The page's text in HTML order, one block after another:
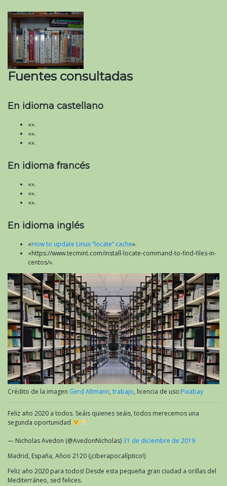
Fuentes consultadas
En idioma castellano
«».
«».
«».
En idioma francés
«».
«».
«».
En idioma inglés
«How to update Linux “locate” cache».
«https://www.tecmint.com/install-locate-command-to-find-files-in-
centos/».
Crédito de la imagen Gerd Altmann, trabajo, licencia de uso:Pixabay
Feliz año 2020 a todos. Seáis quienes seáis, todos merecemos una
segunda oportunidad
— Nicholas Avedon (@AvedonNicholas)31 de diciembre de 2019
Madrid, España, Añoo 2120 (¡ciberapocalíptico!)
Feliz año 2020 para todos! Desde esta pequeña gran ciudad a orillas del
Mediterráneo, sed felices.